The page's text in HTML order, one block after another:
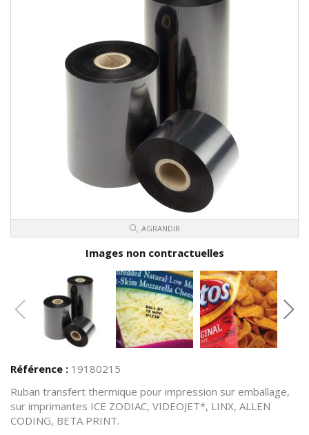
AGRANDIR
Images non contractuelles
Référence : 19180215
Ruban transfert thermique pour impression sur emballage,
sur imprimantes ICE ZODIAC, VIDEOJET*, LINX, ALLEN
CODING, BETA PRINT.